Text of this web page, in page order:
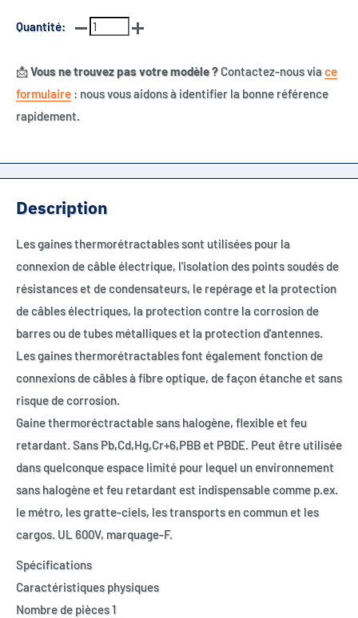
Quantité:
📩Vous ne trouvez pas votre modèle ?Contactez-nous viace
formulaire : nous vous aidons à identifier la bonne référence
rapidement.
Description
Les gaines thermorétractables sont utilisées pour la
connexion de câble électrique, l'isolation des points soudés de
résistances et de condensateurs, le repérage et la protection
de câbles électriques, la protection contre la corrosion de
barres ou de tubes métalliques et la protection d'antennes.
Les gaines thermorétractables font également fonction de
connexions de câbles à fibre optique, de façon étanche et sans
risque de corrosion.
Gaine thermoréctractable sans halogène, flexible et feu
retardant. Sans Pb,Cd,Hg,Cr+6,PBB et PBDE. Peut être utilisée
dans quelconque espace limité pour lequel un environnement
sans halogène et feu retardant est indispensable comme p.ex.
le métro, les gratte-ciels, les transports en commun et les
cargos. UL 600V, marquage-F.
Spécifications
Caractéristiques physiques
Nombre de pièces 1